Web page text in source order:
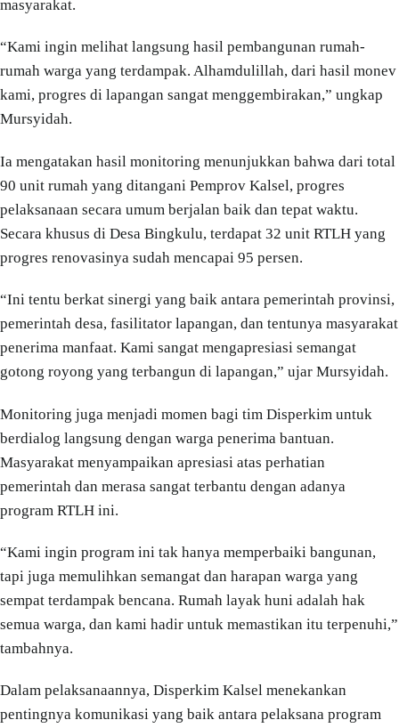
masyarakat.
“Kami ingin melihat langsung hasil pembangunan rumah-
rumah warga yang terdampak. Alhamdulillah, dari hasil monev
kami, progres di lapangan sangat menggembirakan,” ungkap
Mursyidah.
Ia mengatakan hasil monitoring menunjukkan bahwa dari total
90 unit rumah yang ditangani Pemprov Kalsel, progres
pelaksanaan secara umum berjalan baik dan tepat waktu.
Secara khusus di Desa Bingkulu, terdapat 32 unit RTLH yang
progres renovasinya sudah mencapai 95 persen.
“Ini tentu berkat sinergi yang baik antara pemerintah provinsi,
pemerintah desa, fasilitator lapangan, dan tentunya masyarakat
penerima manfaat. Kami sangat mengapresiasi semangat
gotong royong yang terbangun di lapangan,” ujar Mursyidah.
Monitoring juga menjadi momen bagi tim Disperkim untuk
berdialog langsung dengan warga penerima bantuan.
Masyarakat menyampaikan apresiasi atas perhatian
pemerintah dan merasa sangat terbantu dengan adanya
program RTLH ini.
“Kami ingin program ini tak hanya memperbaiki bangunan,
tapi juga memulihkan semangat dan harapan warga yang
sempat terdampak bencana. Rumah layak huni adalah hak
semua warga, dan kami hadir untuk memastikan itu terpenuhi,”
tambahnya.
Dalam pelaksanaannya, Disperkim Kalsel menekankan
pentingnya komunikasi yang baik antara pelaksana program